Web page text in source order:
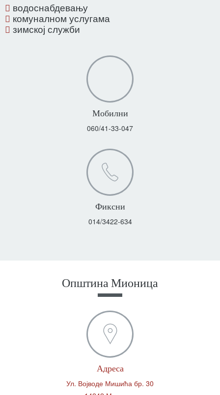
водоснабдевању
комуналном услугама
зимској служби
Мобилни
060/41-33-047
Фиксни
014/3422-634
Општина Мионица
Адреса
Ул. Војводе Мишића бр. 30